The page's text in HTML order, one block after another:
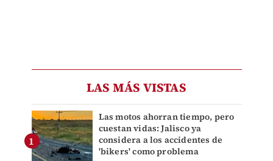
LAS MÁS VISTAS
Las motos ahorran tiempo, pero
cuestan vidas: Jalisco ya
considera a los accidentes de
'bikers' como problema